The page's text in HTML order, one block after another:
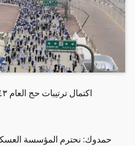
اكتمال ترتيبات حج العام ١٤٤٣هجرية بولاية سنار
حمدوك: نحترم المؤسسة